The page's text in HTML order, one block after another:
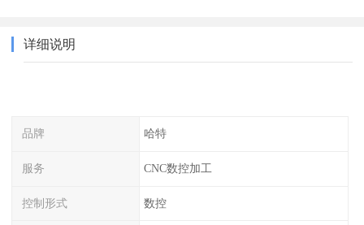
详细说明
品牌 哈特
服务 CNC数控加工
控制形式 数控